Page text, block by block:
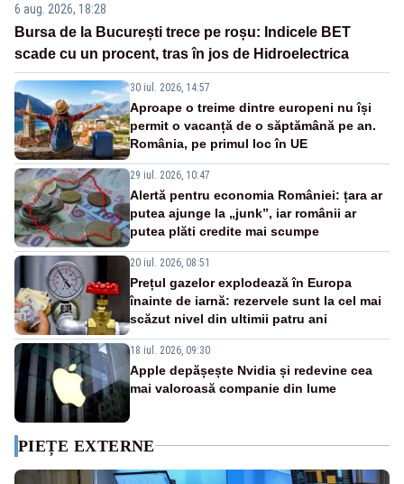
6 aug. 2026, 18:28
Bursa de la București trece pe roșu: Indicele BET
scade cu un procent, tras în jos de Hidroelectrica
30 iul. 2026, 14:57
Aproape o treime dintre europeni nu își
permit o vacanță de o săptămână pe an.
România, pe primul loc în UE
29 iul. 2026, 10:47
Alertă pentru economia României: țara ar
putea ajunge la „junk”, iar românii ar
putea plăti credite mai scumpe
20 iul. 2026, 08:51
Prețul gazelor explodează în Europa
înainte de iarnă: rezervele sunt la cel mai
scăzut nivel din ultimii patru ani
18 iul. 2026, 09:30
Apple depășește Nvidia și redevine cea
mai valoroasă companie din lume
PIEȚE EXTERNE